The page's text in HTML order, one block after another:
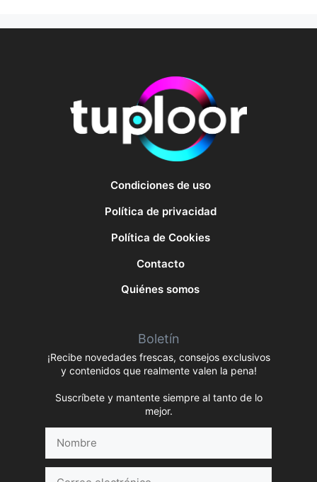
Condiciones de uso
Política de privacidad
Política de Cookies
Contacto
Quiénes somos
Boletín
¡Recibe novedades frescas, consejos exclusivos
y contenidos que realmente valen la pena!
Suscríbete y mantente siempre al tanto de lo
mejor.